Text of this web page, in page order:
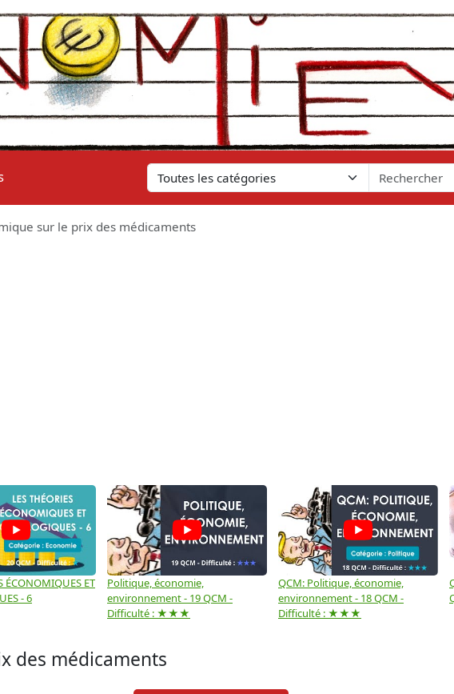
sur le prix des médicaments
ÉCONOMIQUES ET
- 6
Politique, économie,
environnement - 19 QCM -
Difficulté : ★★★
QCM: Politique, économie,
environnement - 18 QCM -
Difficulté : ★★★
des médicaments